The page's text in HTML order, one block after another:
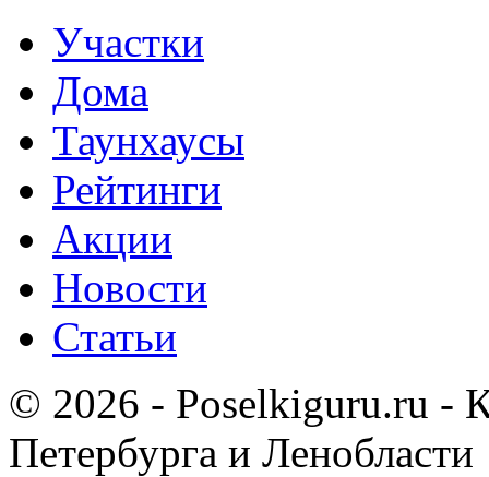
Участки
Дома
Таунхаусы
Рейтинги
Акции
Новости
Статьи
© 2026 - Poselkiguru.ru -
Петербурга и Ленобласти